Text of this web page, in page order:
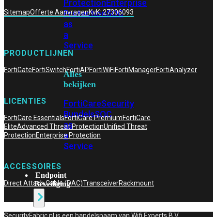
ProtectionEnterprise
ProtectionSOC
as
a
Service
Alles
bekijken
FortiCareSecurity
BundelsSOC
as
a
Service
Endpoint
Beveiliging
SitemapOfferte AanvragenKvK: 27306093
PRODUCTLIJNEN
FortiGateFortiSwitchFortiAPFortiWiFiFortiManagerFortiAnalyzer
LICENTIES
FortiCare EssentialsFortiCare PremiumFortiCare
EliteAdvanced Threat ProtectionUnified Threat
ProtectionEnterprise Protection
ACCESSOIRES
Direct Attach Cable (DAC)TransceiverRackmount